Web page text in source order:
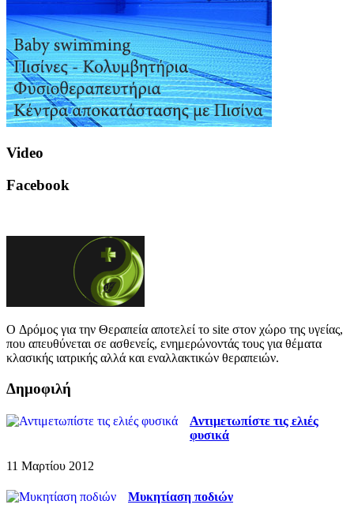
Video
Facebook
O Δρόμος για την Θεραπεία αποτελεί το site στον χώρο της υγείας,
που απευθύνεται σε ασθενείς, ενημερώνοντάς τους για θέματα
κλασικής ιατρικής αλλά και εναλλακτικών θεραπειών.
Δημοφιλή
Αντιμετωπίστε τις ελιές
φυσικά
11 Μαρτίου 2012
Μυκητίαση ποδιών